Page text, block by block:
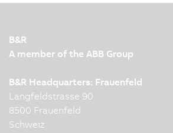
B&R
A member of the ABB Group
B&R Headquarters: Frauenfeld
Langfeldstrasse 90
8500 Frauenfeld
Schweiz